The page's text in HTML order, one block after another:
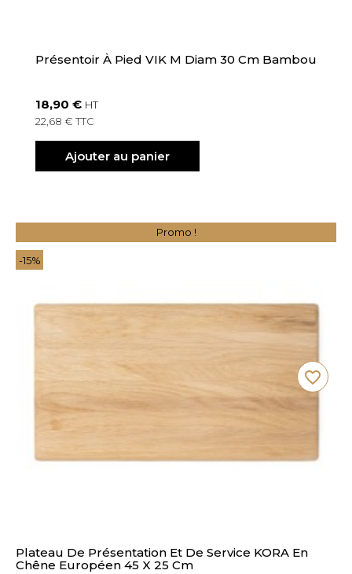
Présentoir À Pied VIK M Diam 30 Cm Bambou
18,90 € HT
22,68 € TTC
Ajouter au panier
Plateau De Présentation Et De Service KORA En
Chêne Européen 45 X 25 Cm
Promo !
-15%
favorite_border